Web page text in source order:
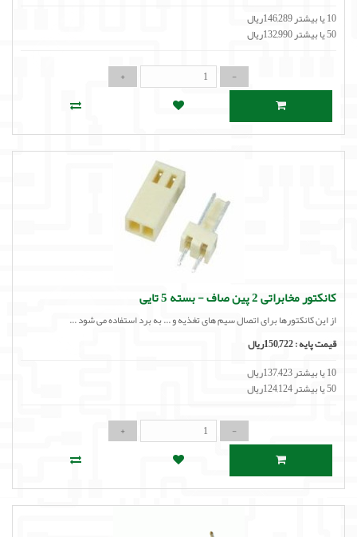
10 یا بیشتر 146,289ریال
50 یا بیشتر 132,990ریال
کانکتور مخابراتی 2 پین صاف - بسته 5 تایی
از این کانکتورها برای اتصال سیم های تغذیه و ... به برد استفاده می شود ...
قیمت پایه :150,722ریال
10 یا بیشتر 137,423ریال
50 یا بیشتر 124,124ریال